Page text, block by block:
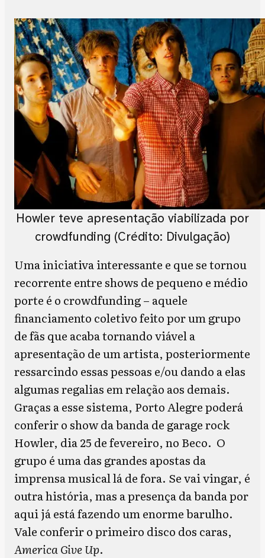
Howler teve apresentação viabilizada por
crowdfunding (Crédito: Divulgação)
Uma iniciativa interessante e que se tornou
recorrente entre shows de pequeno e médio
porte é o crowdfunding – aquele
financiamento coletivo feito por um grupo
de fãs que acaba tornando viável a
apresentação de um artista, posteriormente
ressarcindo essas pessoas e/ou dando a elas
algumas regalias em relação aos demais.
Graças a esse sistema, Porto Alegre poderá
conferir o show da banda de garage rock
Howler, dia 25 de fevereiro, no Beco. O
grupo é uma das grandes apostas da
imprensa musical lá de fora. Se vai vingar, é
outra história, mas a presença da banda por
aqui já está fazendo um enorme barulho.
Vale conferir o primeiro disco dos caras,
America Give Up.